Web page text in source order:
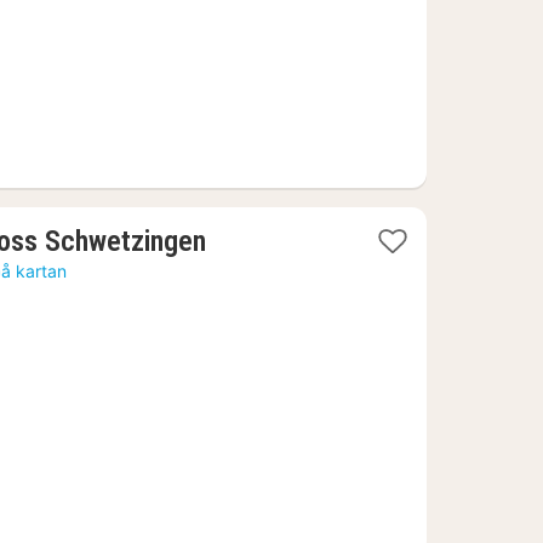
Schwetzingen
kartan